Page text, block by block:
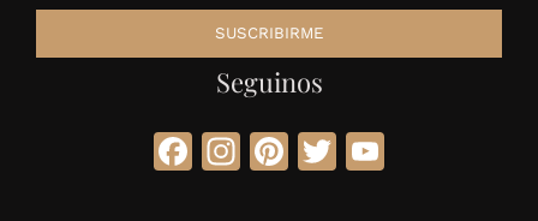
Seguinos
Facebook
Instagram
Pinterest
Twitter